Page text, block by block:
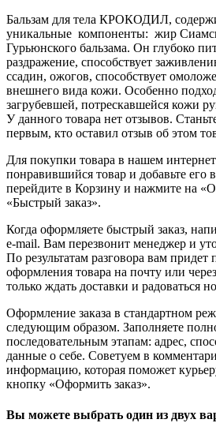
Бальзам для тела КРОКОДИЛ,
уникальные компоненты: жир
Гурьюнского бальзама. Он глубоко
раздражение, способствует
ссадин, ожогов, способствует
внешнего вида кожи. Особенно
загрубевшей, потрескавшейся кожи
У данного товара нет отзывов.
первым, кто оставил отзыв об этом
Для покупки товара в нашем
понравившийся товар и добавьте его
перейдите в Корзину и нажмите на
«Быстрый заказ».
Когда оформляете быстрый заказ,
e-mail. Вам перезвонит менеджер и
По результатам разговора вам придет
оформления товара на почту или
только ждать доставки и радоваться
Оформление заказа в стандартном
следующим образом. Заполняете
последовательным этапам: адрес,
данные о себе. Советуем в
информацию, которая поможет
кнопку «Оформить заказ».
Вы можете выбрать один из двух